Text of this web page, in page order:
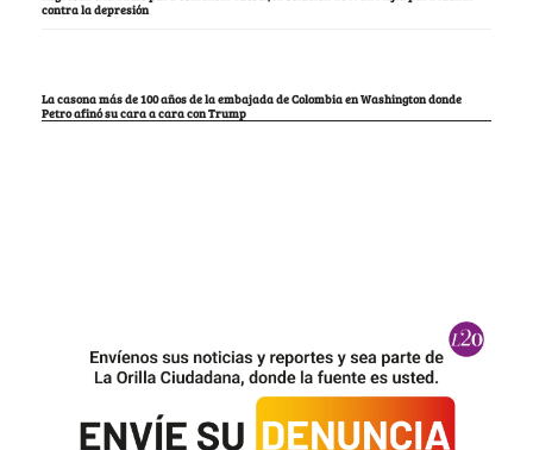
contra la depresión
La casona más de 100 años de la embajada de Colombia en Washington donde
Petro afinó su cara a cara con Trump